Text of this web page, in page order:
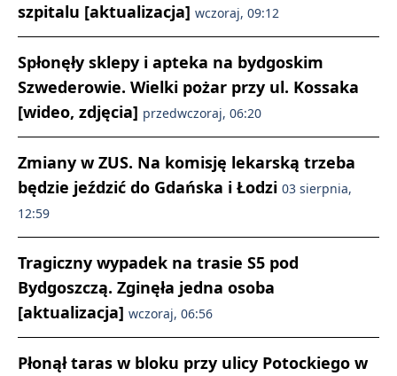
szpitalu [aktualizacja] wczoraj, 09:12
Spłonęły sklepy i apteka na bydgoskim
Szwederowie. Wielki pożar przy ul. Kossaka
[wideo, zdjęcia] przedwczoraj, 06:20
Zmiany w ZUS. Na komisję lekarską trzeba
będzie jeździć do Gdańska i Łodzi 03 sierpnia,
12:59
Tragiczny wypadek na trasie S5 pod
Bydgoszczą. Zginęła jedna osoba
[aktualizacja] wczoraj, 06:56
Płonął taras w bloku przy ulicy Potockiego w